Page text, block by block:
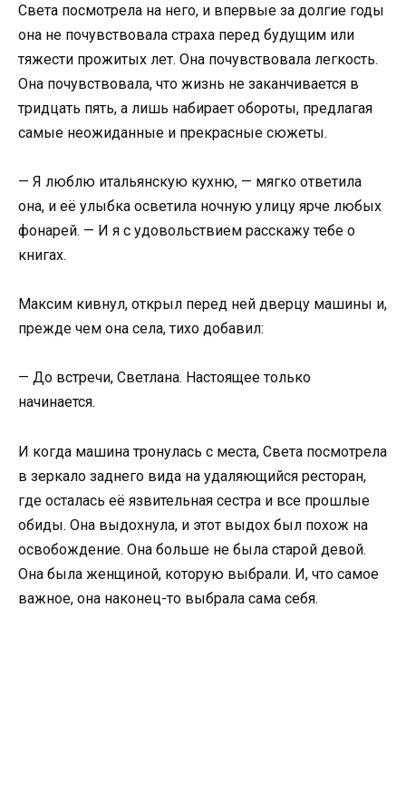
Света посмотрела на него, и впервые за долгие годы
она не почувствовала страха перед будущим или
тяжести прожитых лет. Она почувствовала легкость.
Она почувствовала, что жизнь не заканчивается в
тридцать пять, а лишь набирает обороты, предлагая
самые неожиданные и прекрасные сюжеты.
— Я люблю итальянскую кухню, — мягко ответила
она, и её улыбка осветила ночную улицу ярче любых
фонарей. — И я с удовольствием расскажу тебе о
книгах.
Максим кивнул, открыл перед ней дверцу машины и,
прежде чем она села, тихо добавил:
— До встречи, Светлана. Настоящее только
начинается.
И когда машина тронулась с места, Света посмотрела
в зеркало заднего вида на удаляющийся ресторан,
где осталась её язвительная сестра и все прошлые
обиды. Она выдохнула, и этот выдох был похож на
освобождение. Она больше не была старой девой.
Она была женщиной, которую выбрали. И, что самое
важное, она наконец-то выбрала сама себя.